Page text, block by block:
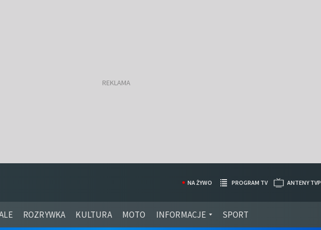
ROZRYWKA KULTURA MOTO INFORMACJE SPORT
NA ŻYWO PROGRAM TV ANTENY TVP